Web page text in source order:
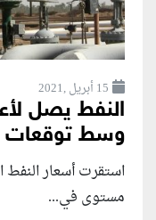
15 أبريل ,2021
النفط يصل
وسط توقعات
استقرت أسعار
مستوى في...